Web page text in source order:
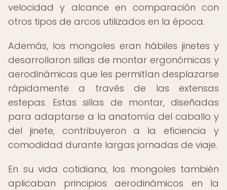
velocidad y alcance en comparación con
otros tipos de arcos utilizados en la época.
Además, los mongoles eran hábiles jinetes y
desarrollaron sillas de montar ergonómicas y
aerodinámicas que les permitían desplazarse
rápidamente a través de las extensas
estepas. Estas sillas de montar, diseñadas
para adaptarse a la anatomía del caballo y
del jinete, contribuyeron a la eficiencia y
comodidad durante largas jornadas de viaje.
En su vida cotidiana, los mongoles también
aplicaban principios aerodinámicos en la